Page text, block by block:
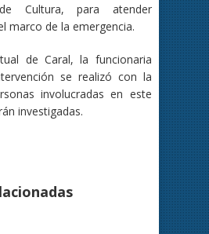
Cultura, para atender
marco de la emergencia.
de Caral, la funcionaria
se realizó con la
involucradas en este
investigadas.